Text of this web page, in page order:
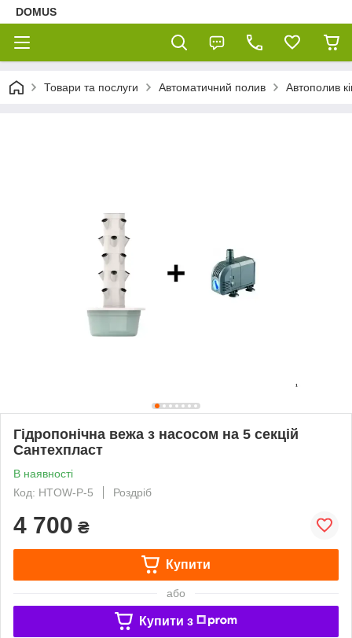
DOMUS
Товари та послуги Автоматичний полив Автополив
Гідропонічна вежа з насосом на 5 секцій
Сантехпласт
В наявності
Код: HTOW-P-5
Роздріб
4 700 ₴
Купити
або
Купити з